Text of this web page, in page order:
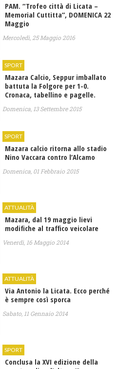
PAM. “Trofeo città di Licata –
Memorial Cuttitta”, DOMENICA 22
Maggio
Mercoledì, 25 Maggio 2016
SPORT
Mazara Calcio, Seppur imballato
battuta la Folgore per 1-0.
Cronaca, tabellino e pagelle.
Domenica, 13 Settembre 2015
SPORT
Mazara calcio ritorna allo stadio
Nino Vaccara contro l’Alcamo
Domenica, 01 Febbraio 2015
ATTUALITÀ
Mazara, dal 19 maggio lievi
modifiche al traffico veicolare
Venerdì, 16 Maggio 2014
ATTUALITÀ
Via Antonio la Licata. Ecco perché
è sempre così sporca
Sabato, 11 Gennaio 2014
SPORT
Conclusa la XVI edizione della